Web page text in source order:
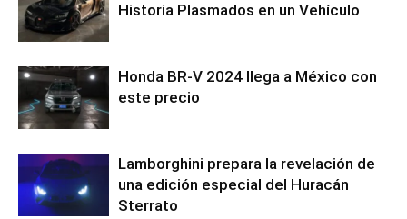
Historia Plasmados en un Vehículo
Honda BR-V 2024 llega a México con
este precio
Lamborghini prepara la revelación de
una edición especial del Huracán
Sterrato